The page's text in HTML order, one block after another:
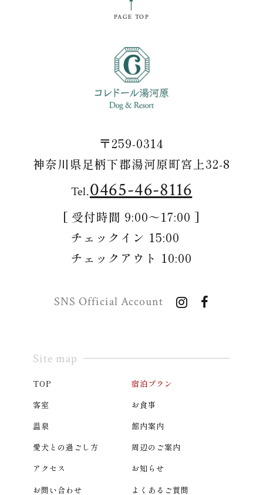
↑
PAGE TOP
〒259-0314
神奈川県足柄下郡湯河原町宮上32-8
Tel.0465-46-8116
[ 受付時間 9:00～17:00 ]
チェックイン 15:00
チェックアウト 10:00
SNS Official Account
Site map
TOP
宿泊プラン
客室
お食事
温泉
館内案内
愛犬との過ごし方
周辺のご案内
アクセス
お知らせ
お問い合わせ
よくあるご質問
宿泊プラン
ご予約内容の確認・変更・取消
0465-46-8116